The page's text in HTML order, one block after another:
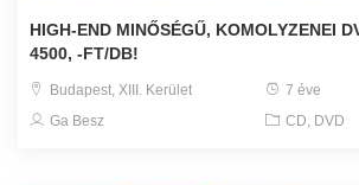
HIGH-END MINŐSÉGŰ, KOMOLYZENEI
4500, -FT/DB!
Budapest, XIII. Kerület
7 éve
Ga Besz
CD, DVD